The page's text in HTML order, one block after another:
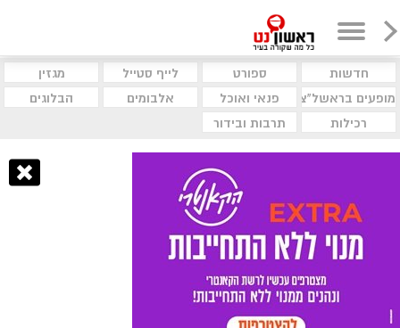
חדשות ספורט לייף סטייל
מגזין
מופעים בראשל"צ
פנאי ואוכל אלבומים
הבלוגים
רכילות
תרבות ובידור